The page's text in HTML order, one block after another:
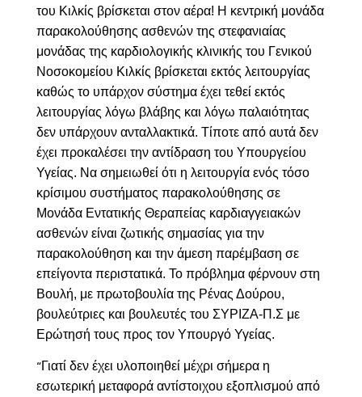
του Κιλκίς βρίσκεται στον αέρα! Η κεντρική μονάδα
παρακολούθησης ασθενών της στεφανιαίας
μονάδας της καρδιολογικής κλινικής του Γενικού
Νοσοκομείου Κιλκίς βρίσκεται εκτός λειτουργίας
καθώς το υπάρχον σύστημα έχει τεθεί εκτός
λειτουργίας λόγω βλάβης και λόγω παλαιότητας
δεν υπάρχουν ανταλλακτικά. Τίποτε από αυτά δεν
έχει προκαλέσει την αντίδραση του Υπουργείου
Υγείας. Να σημειωθεί ότι η λειτουργία ενός τόσο
κρίσιμου συστήματος παρακολούθησης σε
Μονάδα Εντατικής Θεραπείας καρδιαγγειακών
ασθενών είναι ζωτικής σημασίας για την
παρακολούθηση και την άμεση παρέμβαση σε
επείγοντα περιστατικά. Το πρόβλημα φέρνουν στη
Βουλή, με πρωτοβουλία της Ρένας Δούρου,
βουλεύτριες και βουλευτές του ΣΥΡΙΖΑ-Π.Σ με
Ερώτησή τους προς τον Υπουργό Υγείας.
“Γιατί δεν έχει υλοποιηθεί μέχρι σήμερα η
εσωτερική μεταφορά αντίστοιχου εξοπλισμού από